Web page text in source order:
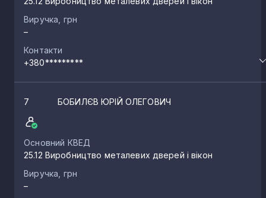
Виручка, грн
–
Контакти
+380*********
7 БОБИЛЄВ ЮРІЙ ОЛЕГОВИЧ
Основний КВЕД
25.12 Виробництво металевих дверей і вікон
Виручка, грн
–